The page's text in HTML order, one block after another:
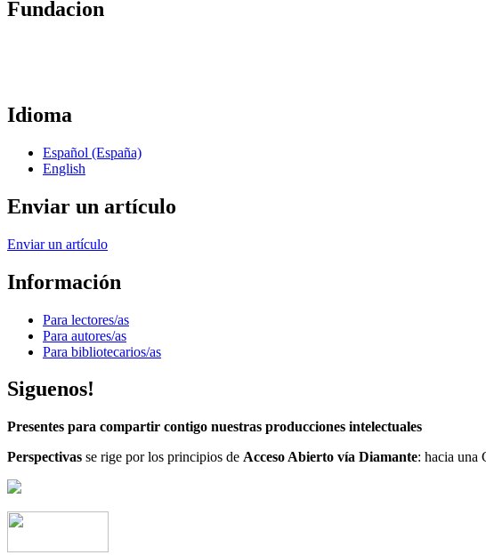
Fundacion
Idioma
Español (España)
English
Enviar un artículo
Enviar un artículo
Información
Para lectores/as
Para autores/as
Para bibliotecarios/as
Siguenos!
Presentes para compartir contigo nuestras producciones intelectuales
Perspectivas se rige por los principios de Acceso Abierto vía Diamante: hacia una